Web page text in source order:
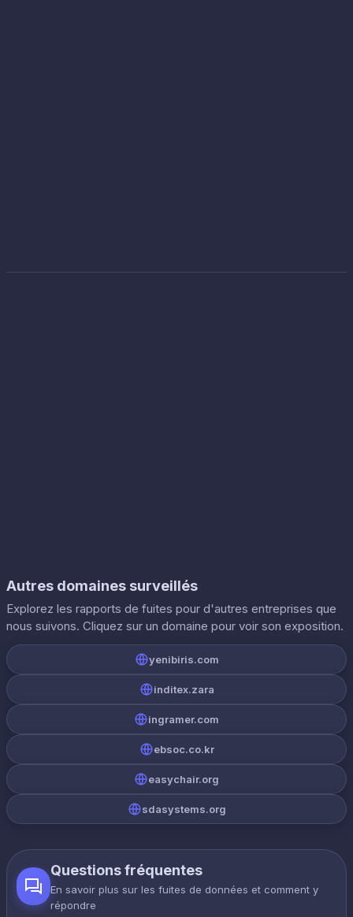
Autres domaines surveillés
Explorez les rapports de fuites pour d'autres entreprises que
nous suivons. Cliquez sur un domaine pour voir son exposition.
yenibiris.com
inditex.zara
ingramer.com
ebsoc.co.kr
easychair.org
sdasystems.org
Questions fréquentes
En savoir plus sur les fuites de données et comment y
répondre